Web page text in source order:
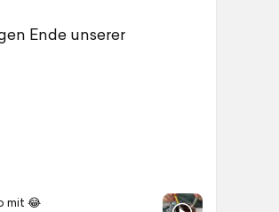
Ende unserer
mit 😂